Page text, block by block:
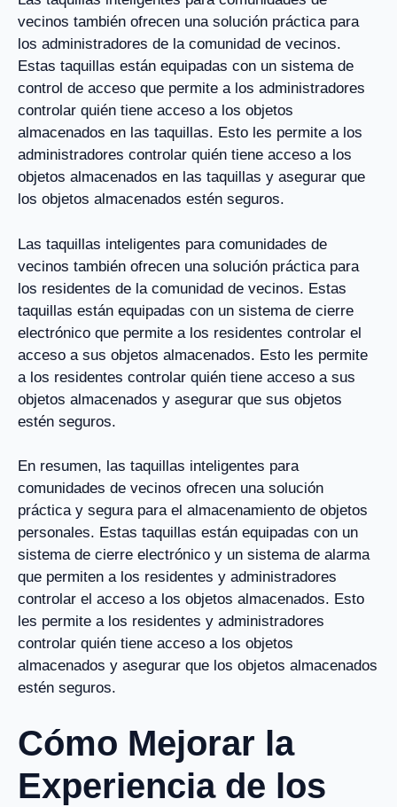
vecinos también ofrecen una solución práctica para
los administradores de la comunidad de vecinos.
Estas taquillas están equipadas con un sistema de
control de acceso que permite a los administradores
controlar quién tiene acceso a los objetos
almacenados en las taquillas. Esto les permite a los
administradores controlar quién tiene acceso a los
objetos almacenados en las taquillas y asegurar que
los objetos almacenados estén seguros.
Las taquillas inteligentes para comunidades de
vecinos también ofrecen una solución práctica para
los residentes de la comunidad de vecinos. Estas
taquillas están equipadas con un sistema de cierre
electrónico que permite a los residentes controlar el
acceso a sus objetos almacenados. Esto les permite
a los residentes controlar quién tiene acceso a sus
objetos almacenados y asegurar que sus objetos
estén seguros.
En resumen, las taquillas inteligentes para
comunidades de vecinos ofrecen una solución
práctica y segura para el almacenamiento de objetos
personales. Estas taquillas están equipadas con un
sistema de cierre electrónico y un sistema de alarma
que permiten a los residentes y administradores
controlar el acceso a los objetos almacenados. Esto
les permite a los residentes y administradores
controlar quién tiene acceso a los objetos
almacenados y asegurar que los objetos almacenados
estén seguros.
Cómo Mejorar la
Experiencia de los